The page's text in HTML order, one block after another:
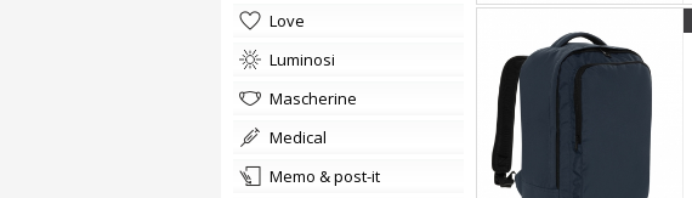
love
Luminosi
Mascherine
medical
memo & post-it